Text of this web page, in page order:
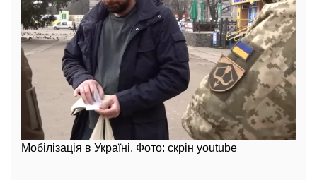
Мобілізація в Україні. Фото: скрін youtube